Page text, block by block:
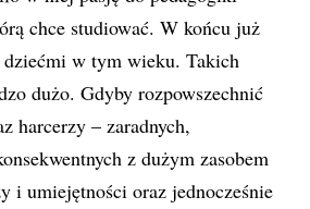
chce studiować. W końcu już
w tym wieku. Takich
dużo. Gdyby rozpowszechnić
harcerzy – zaradnych,
z dużym zasobem
i umiejętności oraz jednocześnie